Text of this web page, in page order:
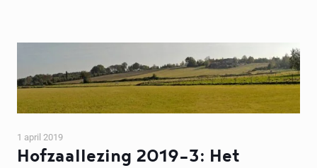
Hofzaallezing 2019-3: Het
1 april 2019